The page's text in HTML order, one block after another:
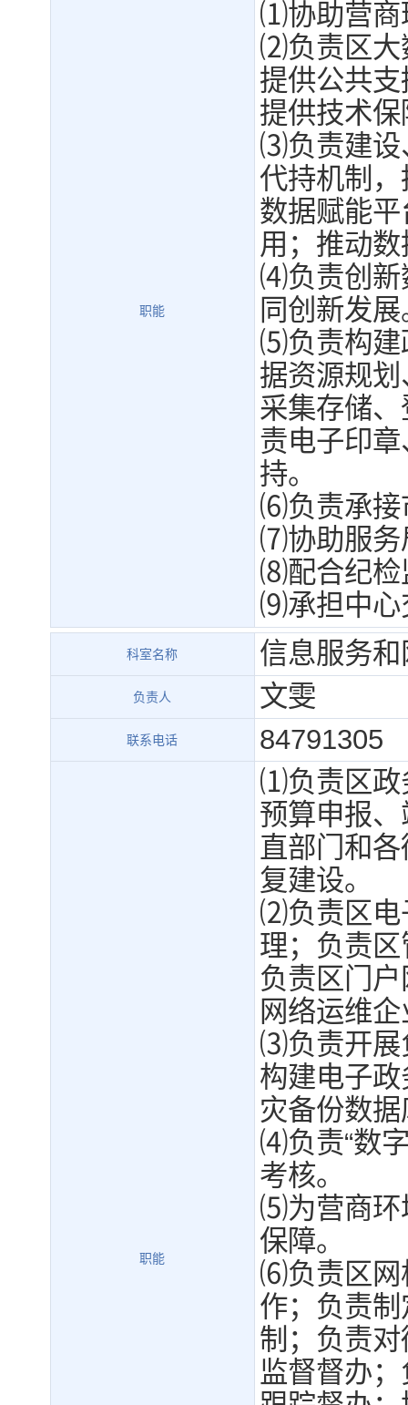
职能
⑴协助营商
⑵负责区大
提供公共
提供技术
⑶负责建设
代持机制
数据赋能
用；推动
⑷负责创新
同创新发展
⑸负责构建
据资源规
采集存储
责电子印
持。
⑹负责承接
⑺协助服务
⑻配合纪检
⑼承担中心
科室名称 信息服务
负责人 文雯
联系电话 84791305
职能
⑴负责区政
预算申报
直部门和
复建设。
⑵负责区电
理；负责
负责区门
网络运维
⑶负责开展
构建电子
灾备份数据
⑷负责“数
考核。
⑸为营商环
保障。
⑹负责区网
作；负责
制；负责
监督督办